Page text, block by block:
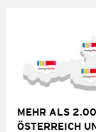
MEHR ALS
ÖSTERREICH